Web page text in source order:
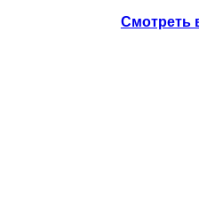
Смотреть